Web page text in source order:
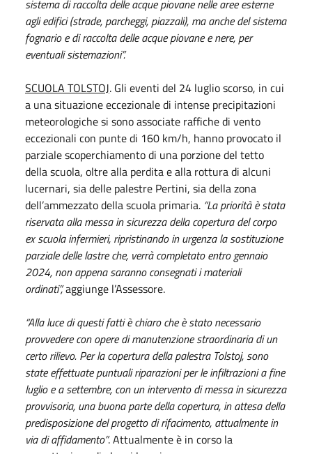
sistema di raccolta delle acque piovane nelle aree esterne
agli edifici (strade, parcheggi, piazzali), ma anche del sistema
fognario e di raccolta delle acque piovane e nere, per
eventuali sistemazioni”.
SCUOLA TOLSTOJ. Gli eventi del 24 luglio scorso, in cui
a una situazione eccezionale di intense precipitazioni
meteorologiche si sono associate raffiche di vento
eccezionali con punte di 160 km/h, hanno provocato il
parziale scoperchiamento di una porzione del tetto
della scuola, oltre alla perdita e alla rottura di alcuni
lucernari, sia delle palestre Pertini, sia della zona
dell’ammezzato della scuola primaria. “La priorità è stata
riservata alla messa in sicurezza della copertura del corpo
ex scuola infermieri, ripristinando in urgenza la sostituzione
parziale delle lastre che, verrà completato entro gennaio
2024, non appena saranno consegnati i materiali
ordinati”,aggiunge l’Assessore.
“Alla luce di questi fatti è chiaro che è stato necessario
provvedere con opere di manutenzione straordinaria di un
certo rilievo. Per la copertura della palestra Tolstoj, sono
state effettuate puntuali riparazioni per le infiltrazioni a fine
luglio e a settembre, con un intervento di messa in sicurezza
provvisoria, una buona parte della copertura, in attesa della
predisposizione del progetto di rifacimento, attualmente in
via di affidamento”. Attualmente è in corso la